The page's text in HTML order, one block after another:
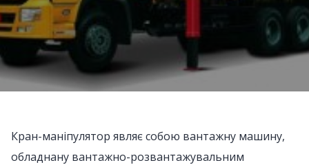
Кран-маніпулятор являє собою вантажну машину,
обладнану вантажно-розвантажувальним